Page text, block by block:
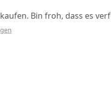
Bin froh, dass es